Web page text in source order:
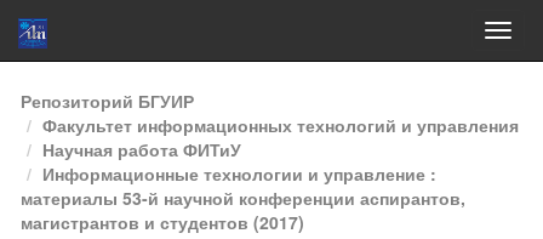
Skip
navigation
Репозиторий БГУИР
Факультет информационных технологий и управления
Научная работа ФИТиУ
Информационные технологии и управление :
материалы 53-й научной конференции аспирантов,
магистрантов и студентов (2017)